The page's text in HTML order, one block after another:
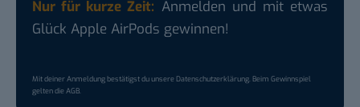
Nur für kurze Zeit: Anmelden und mit etwas
Glück Apple AirPods gewinnen!
Mit deiner Anmeldung bestätigst du unsereDatenschutzerklärung. Beim Gewinnspiel
gelten dieAGB.